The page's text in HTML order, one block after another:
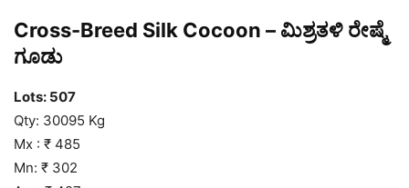
Cross-Breed Silk Cocoon – ಮಿಶ್ರತಳಿ ರೇಷ್ಮೆ
ಗೂಡು
Lots: 507
Qty: 30095 Kg
Mx : ₹ 485
Mn: ₹ 302